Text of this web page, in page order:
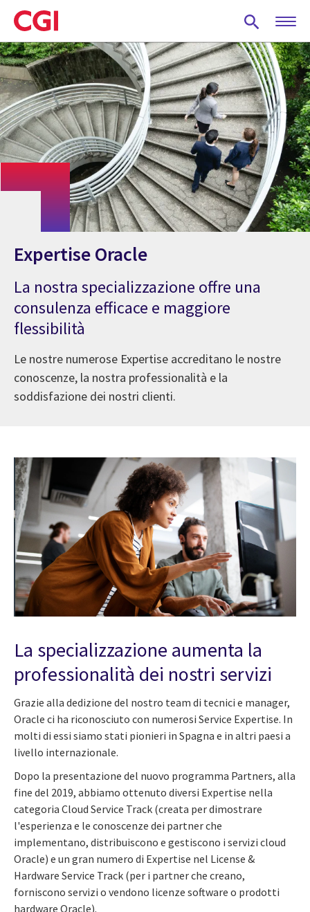
Skip
to
main
content
Expertise Oracle
La nostra specializzazione offre una
consulenza efficace e maggiore
flessibilità
Le nostre numerose Expertise accreditano le nostre
conoscenze, la nostra professionalità e la
soddisfazione dei nostri clienti.
La specializzazione aumenta la
professionalità dei nostri servizi
Grazie alla dedizione del nostro team di tecnici e manager,
Oracle ci ha riconosciuto con numerosi Service Expertise. In
molti di essi siamo stati pionieri in Spagna e in altri paesi a
livello internazionale.
Dopo la presentazione del nuovo programma Partners, alla
fine del 2019, abbiamo ottenuto diversi Expertise nella
categoria Cloud Service Track (creata per dimostrare
l'esperienza e le conoscenze dei partner che
implementano, distribuiscono e gestiscono i servizi cloud
Oracle) e un gran numero di Expertise nel License &
Hardware Service Track (per i partner che creano,
forniscono servizi o vendono licenze software o prodotti
hardware Oracle).